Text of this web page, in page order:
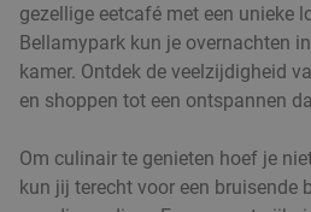
gezellige eetcafé met een unieke
Bellamypark kun je overnachten
kamer. Ontdek de veelzijdigheid
en shoppen tot een ontspannen
Om culinair te genieten hoef je
kun jij terecht voor een bruisende